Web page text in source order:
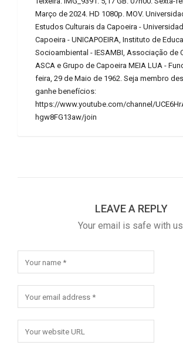
Março de 2024. HD 1080p. MOV.
Estudos Culturais da Capoeira -
Capoeira - UNICAPOEIRA, Instituto de
Socioambiental - IESAMBI, Associação de
ASCA e Grupo de Capoeira MEIA LUA -
feira, 29 de Maio de 1962. Seja membro
ganhe benefícios:
https://www.youtube.com/channel/
hgw8FG13aw/join
LEAVE A REPLY
Your email is safe with